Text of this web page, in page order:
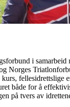
i samarbeid
Norges
fellesidrettslige
både for å
på tvers av